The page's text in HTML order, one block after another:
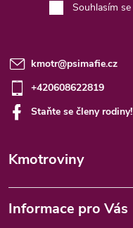
Souhlasím se
kmotr@psimafie.cz
+420608622819
Staňte se členy rodiny!
Kmotroviny
Informace pro Vás